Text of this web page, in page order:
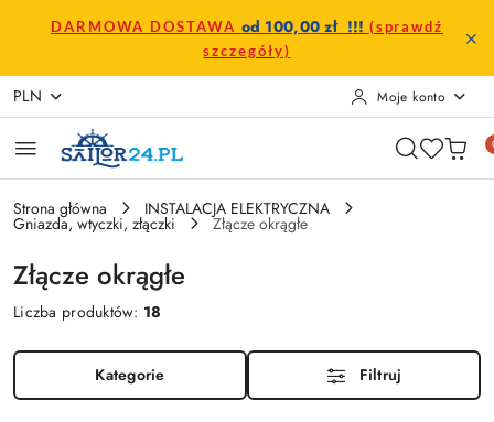
Przejdź do treści głównej
Przejdź do wyszukiwarki
Przejdź do moje konto
Przejdź do menu głównego
Przejdź do stopki
DARMOWA DOSTAWA od 100,00 zł !!! (sprawdź
szczegóły)
PLN Moje konto
Strona główna INSTALACJA ELEKTRYCZNA
Gniazda, wtyczki, złączki Złącze okrągłe
Złącze okrągłe
Liczba produktów: 18
Kategorie Filtruj